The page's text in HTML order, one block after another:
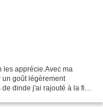
les apprécie.Avec ma
un goût légèrement
dinde j'ai rajouté à la fin